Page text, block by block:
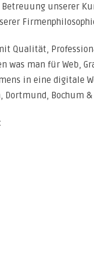
unserer
Qualität,
was man für Web,
in eine digitale
Dortmund, Bochum